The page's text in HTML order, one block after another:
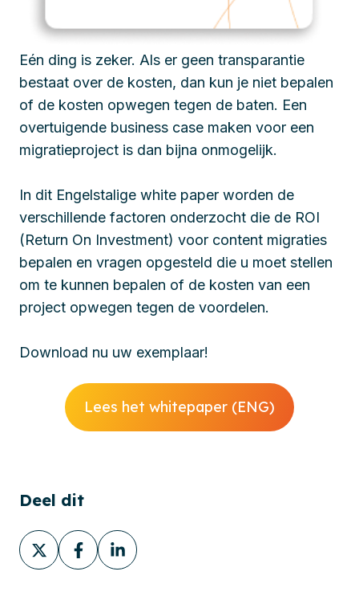
Eén ding is zeker. Als er geen transparantie
bestaat over de kosten, dan kun je niet bepalen
of de kosten opwegen tegen de baten. Een
overtuigende business case maken voor een
migratieproject is dan bijna onmogelijk.
In dit Engelstalige white paper worden de
verschillende factoren onderzocht die de ROI
(Return On Investment) voor content migraties
bepalen en vragen opgesteld die u moet stellen
om te kunnen bepalen of de kosten van een
project opwegen tegen de voordelen.
Download nu uw exemplaar!
Lees het whitepaper (ENG)
Deel dit
Deel
via
Deel
via
Deel
via